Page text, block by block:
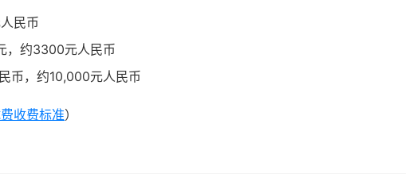
民币
，约3300元人民币
币，约10,000元人民币
收费标准）